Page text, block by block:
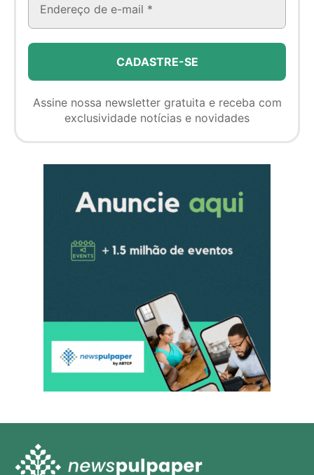
Assine nossa newsletter gratuita e receba com
exclusividade notícias e novidades